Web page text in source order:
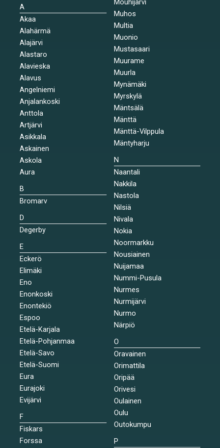
A
Akaa
Alahärmä
Alajärvi
Alastaro
Alavieska
Alavus
Angelniemi
Anjalankoski
Anttola
Artjärvi
Asikkala
Askainen
Askola
Aura
B
Bromarv
D
Degerby
E
Eckerö
Elimäki
Eno
Enonkoski
Enontekiö
Espoo
Etelä-Karjala
Etelä-Pohjanmaa
Etelä-Savo
Etelä-Suomi
Eura
Eurajoki
Evijärvi
F
Fiskars
Forssa
Mouhijärvi
Muhos
Multia
Muonio
Mustasaari
Muurame
Muurla
Mynämäki
Myrskylä
Mäntsälä
Mänttä
Mänttä-Vilppula
Mäntyharju
N
Naantali
Nakkila
Nastola
Nilsiä
Nivala
Nokia
Noormarkku
Nousiainen
Nuijamaa
Nummi-Pusula
Nurmes
Nurmijärvi
Nurmo
Närpiö
O
Oravainen
Orimattila
Oripää
Orivesi
Oulainen
Oulu
Outokumpu
P